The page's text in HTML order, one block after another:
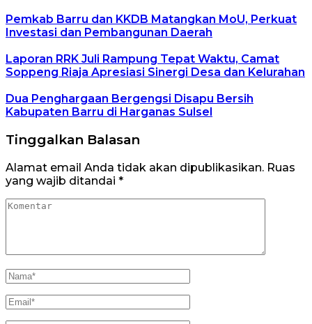
Pemkab Barru dan KKDB Matangkan MoU, Perkuat
Investasi dan Pembangunan Daerah
Laporan RRK Juli Rampung Tepat Waktu, Camat
Soppeng Riaja Apresiasi Sinergi Desa dan Kelurahan
Dua Penghargaan Bergengsi Disapu Bersih
Kabupaten Barru di Harganas Sulsel
Tinggalkan Balasan
Alamat email Anda tidak akan dipublikasikan. Ruas
yang wajib ditandai *